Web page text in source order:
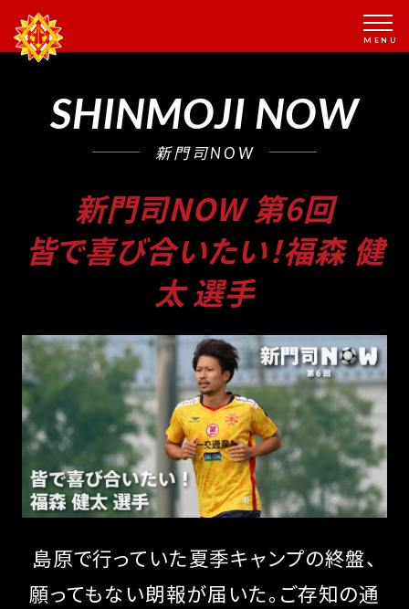
SHINMOJI NOW
新門司NOW
新門司NOW 第6回
皆で喜び合いたい！福森 健
太 選手
島原で行っていた夏季キャンプの終盤、
願ってもない朗報が届いた。ご存知の通